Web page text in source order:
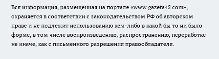
Вся информация, размещенная на портале «www.gazeta45.com»,
охраняется в соответствии с законодательством РФ об авторском
праве и не подлежит использованию кем-либо в какой бы то ни было
форме, в том числе воспроизведению, распространению, переработке
не иначе, как с письменного разрешения правообладателя.